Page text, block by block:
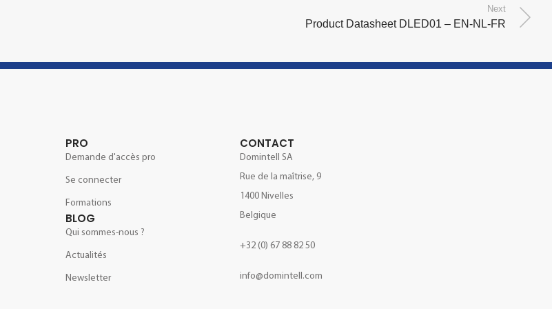
Next
Product Datasheet DLED01 – EN-NL-FR
PRO
Demande d'accès pro
Se connecter
Formations
BLOG
Qui sommes-nous ?
Actualités
Newsletter
CONTACT
Domintell SA
Rue de la maîtrise, 9
1400 Nivelles
Belgique
+32 (0) 67 88 82 50
info@domintell.com